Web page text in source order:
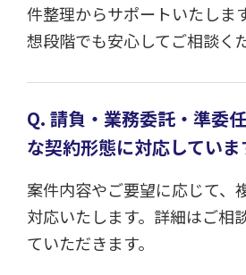
件整理からサポートいたしま
想段階でも安心してご相談く
Q. 請負・業務委託・準委
な契約形態に対応していま
案件内容やご要望に応じて、
対応いたします。詳細はご相
ていただきます。